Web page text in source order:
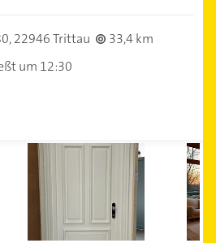
22946 Trittau
33,4 km
um 12:30